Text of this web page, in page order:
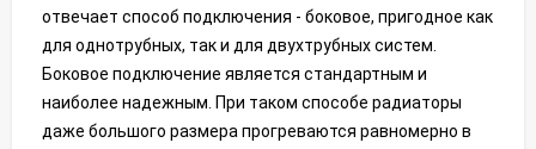
отвечает способ подключения - боковое, пригодное как
для однотрубных, так и для двухтрубных систем.
Боковое подключение является стандартным и
наиболее надежным. При таком способе радиаторы
даже большого размера прогреваются равномерно в